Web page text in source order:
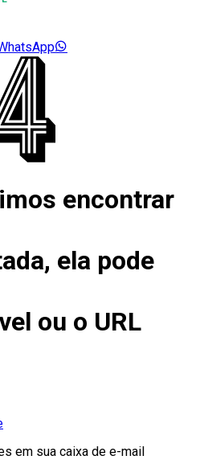
encontrar
ela pode
ou o URL
em sua caixa de e-mail